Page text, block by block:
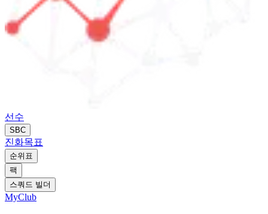
선수
SBC
진화목표
순위표
팩
스쿼드 빌더
MyClub